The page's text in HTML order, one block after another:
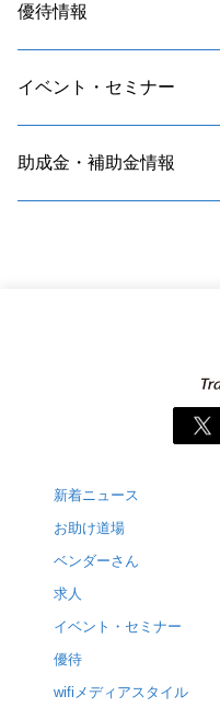
優待情報
イベント・セミナー
助成金・補助金情報
新着ニュース
お助け道場
ベンダーさん
求人
イベント・セミナー
優待
wifiメディアスタイル